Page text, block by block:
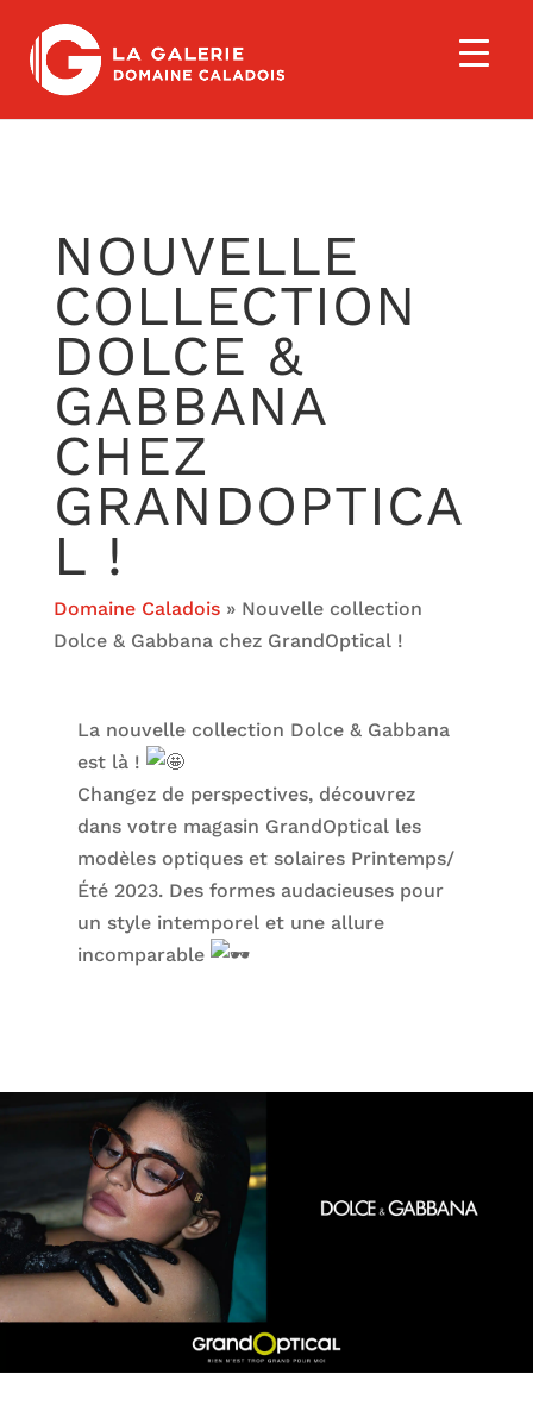
NOUVELLE
COLLECTION
DOLCE &
GABBANA
CHEZ
GRANDOPTICA
L !
Domaine Caladois» Nouvelle collection
Dolce & Gabbana chez GrandOptical !
La nouvelle collection Dolce & Gabbana
est là !
Changez de perspectives, découvrez
dans votre magasin GrandOptical les
modèles optiques et solaires Printemps/
Été 2023. Des formes audacieuses pour
un style intemporel et une allure
incomparable